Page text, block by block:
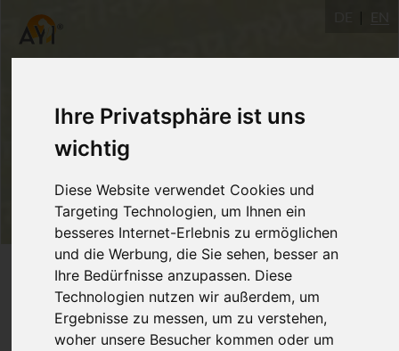
Ihre Privatsphäre ist uns
wichtig
Diese Website verwendet Cookies und
Targeting Technologien, um Ihnen ein
besseres Internet-Erlebnis zu ermöglichen
und die Werbung, die Sie sehen, besser an
Ihre Bedürfnisse anzupassen. Diese
Technologien nutzen wir außerdem, um
Ergebnisse zu messen, um zu verstehen,
woher unsere Besucher kommen oder um
Login